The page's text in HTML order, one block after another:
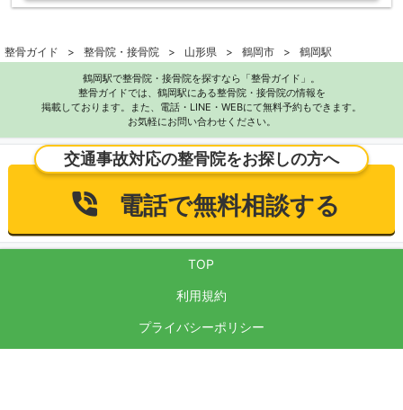
整骨ガイド 整骨院・接骨院 山形県 鶴岡市 鶴岡駅
鶴岡駅で整骨院・接骨院を探すなら「整骨ガイド」。
整骨ガイドでは、鶴岡駅にある整骨院・接骨院の情報を
掲載しております。また、電話・LINE・WEBにて無料予約もできます。
お気軽にお問い合わせください。
交通事故対応の整骨院をお探しの方へ
電話で無料相談する
TOP
利用規約
プライバシーポリシー